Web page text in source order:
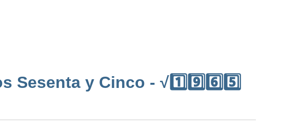
Sesenta y Cinco - √1️⃣9️⃣6️⃣5️⃣